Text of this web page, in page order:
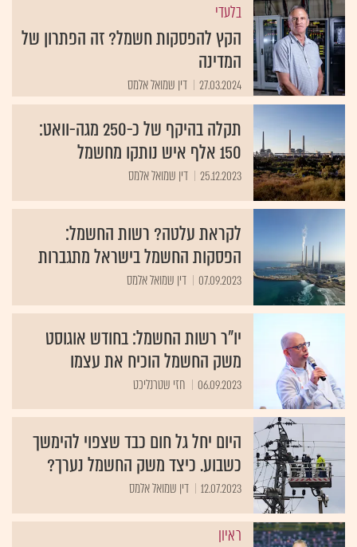
בלעדי
הקץ להפסקות חשמל? זה הפתרון של
המדינה
27.03.2024 דין שמואל אלמס
תקלה בהיקף של כ-250 מגה-וואט:
150 אלף איש נותקו מחשמל
25.12.2023 דין שמואל אלמס
לקראת עלטה? רשות החשמל:
הפסקות החשמל בישראל מתגברות
07.09.2023 דין שמואל אלמס
יו"ר רשות החשמל: בחודש אוגוסט
משק החשמל הוכיח את עצמו
06.09.2023 חזי שטרנליכט
היום יחל גל חום כבד שצפוי להימשך
כשבוע. כיצד משק החשמל נערך?
12.07.2023 דין שמואל אלמס
ראיון